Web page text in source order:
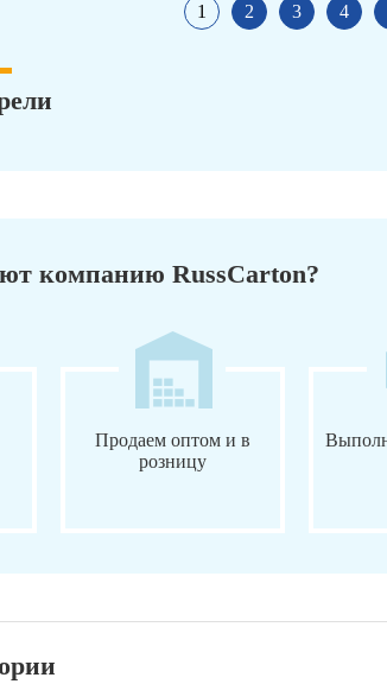
1 2 3 4
компанию RussCarton?
Продаем оптом и в
розницу